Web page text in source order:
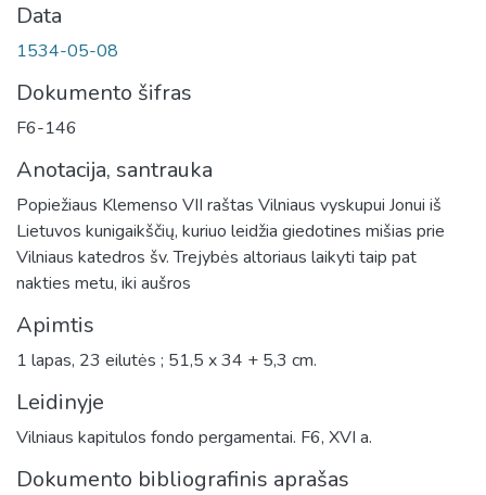
Data
1534-05-08
Dokumento šifras
F6-146
Anotacija, santrauka
Popiežiaus Klemenso VII raštas Vilniaus vyskupui Jonui iš
Lietuvos kunigaikščių, kuriuo leidžia giedotines mišias prie
Vilniaus katedros šv. Trejybės altoriaus laikyti taip pat
nakties metu, iki aušros
Apimtis
1 lapas, 23 eilutės ; 51,5 x 34 + 5,3 cm.
Leidinyje
Vilniaus kapitulos fondo pergamentai. F6, XVI a.
Dokumento bibliografinis aprašas